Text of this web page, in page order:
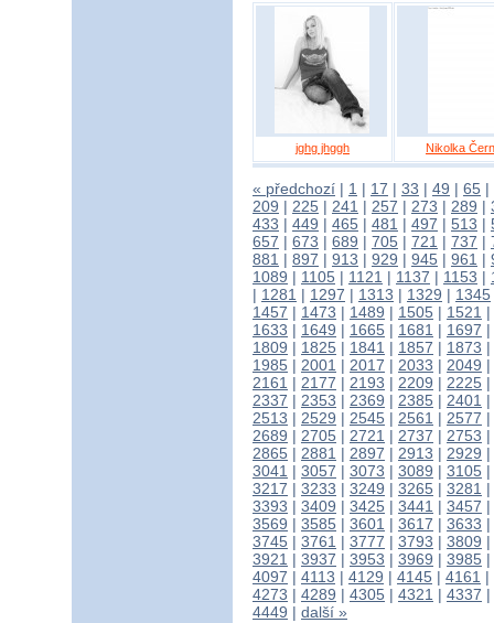
jghg jhggh Nikolka
« předchozí | 1 | 17 | 33 | 49 | 65 |
209 | 225 | 241 | 257 | 273 | 289 |
433 | 449 | 465 | 481 | 497 | 513 |
657 | 673 | 689 | 705 | 721 | 737 |
881 | 897 | 913 | 929 | 945 | 961 |
1089 | 1105 | 1121 | 1137 | 1153 |
| 1281 | 1297 | 1313 | 1329 | 1345
1457 | 1473 | 1489 | 1505 | 1521 |
1633 | 1649 | 1665 | 1681 | 1697 |
1809 | 1825 | 1841 | 1857 | 1873 |
1985 | 2001 | 2017 | 2033 | 2049 |
2161 | 2177 | 2193 | 2209 | 2225 |
2337 | 2353 | 2369 | 2385 | 2401 |
2513 | 2529 | 2545 | 2561 | 2577 |
2689 | 2705 | 2721 | 2737 | 2753 |
2865 | 2881 | 2897 | 2913 | 2929 |
3041 | 3057 | 3073 | 3089 | 3105 |
3217 | 3233 | 3249 | 3265 | 3281 |
3393 | 3409 | 3425 | 3441 | 3457 |
3569 | 3585 | 3601 | 3617 | 3633 |
3745 | 3761 | 3777 | 3793 | 3809 |
3921 | 3937 | 3953 | 3969 | 3985 |
4097 | 4113 | 4129 | 4145 | 4161 |
4273 | 4289 | 4305 | 4321 | 4337 |
4449 | další »